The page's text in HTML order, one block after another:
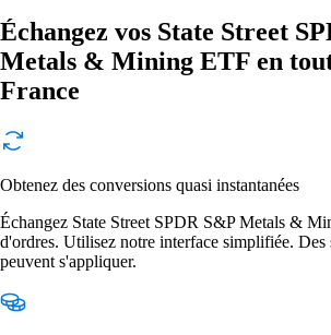
Échangez vos State Street
Metals & Mining ETF en
France
Obtenez des conversions quasi instantanées
Échangez State Street SPDR S&P Metals &
d'ordres. Utilisez notre interface simplifiée. Des
peuvent s'appliquer.